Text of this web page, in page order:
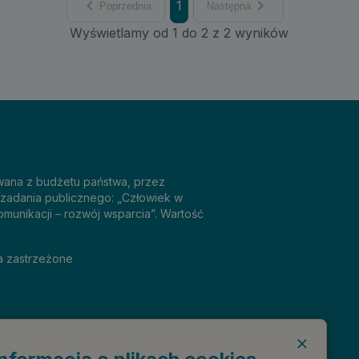
Poprzednia 1 Następna
Wyświetlamy od 1 do 2 z 2 wyników
z budżetu państwa, przez
publicznego: „Człowiek w
– rozwój wsparcia”. Wartość
zastrzeżone